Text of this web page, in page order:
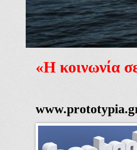
«Η κοινωνία